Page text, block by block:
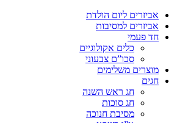
אביזרים ליום הולדת
אביזרים למסיבות
חד פעמי
כלים אקולוגיים
סכו”ם צבעוני
מוצרים משלימים
חגים
חג ראש השנה
חג סוכות
מסיבת חנוכה